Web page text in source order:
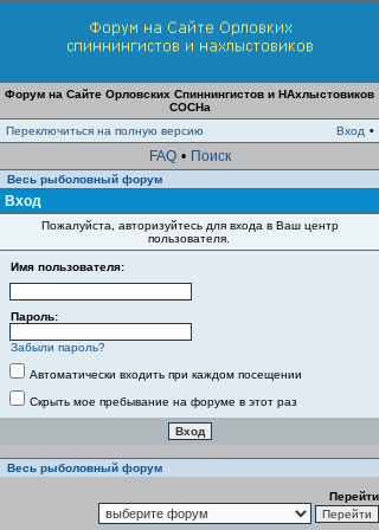
Форум на Сайте Орловских Спиннингистов и НАхлыстовиков
СОСНа
Переключиться на полную версию
Вход •
FAQ • Поиск
Весь рыболовный форум
Вход
Пожалуйста, авторизуйтесь для входа в Ваш центр
пользователя.
Имя пользователя:
Пароль:
Забыли пароль?
Автоматически входить при каждом посещении
Скрыть мое пребывание на форуме в этот раз
Весь рыболовный форум
Перейти